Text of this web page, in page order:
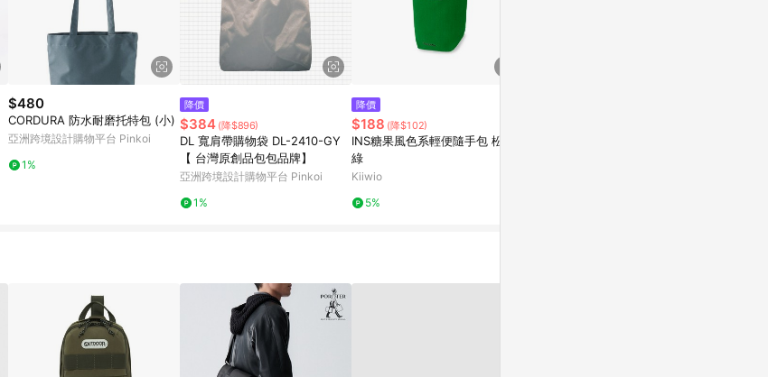
$480
CORDURA 防水耐磨托特包 (小)
亞洲跨境設計購物平台 Pinkoi
1%
降價
$384 (降$896)
DL 寬肩帶購物袋 DL-2410-GY
【 台灣原創品包包品牌】
亞洲跨境設計購物平台 Pinkoi
1%
降價
$188 (降$102)
INS糖果風色系輕便隨手包 松樹
綠
Kiiwio
5%